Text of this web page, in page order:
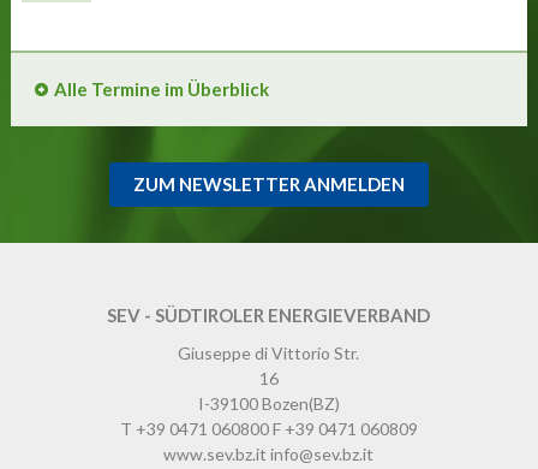
Alle Termine im Überblick
ZUM NEWSLETTER ANMELDEN
SEV - SÜDTIROLER ENERGIEVERBAND
Giuseppe di Vittorio Str.
16
I-39100Bozen(BZ)
T +39 0471 060800F +39 0471 060809
www.sev.bz.it info@sev.bz.it